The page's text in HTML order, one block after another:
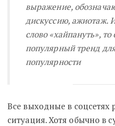
выражение,
дискуссию, ажиотаж.
слово «хайпануть», то
популярный тренд
популярности
Все выходные в соцсетях
ситуация. Хотя обычно в